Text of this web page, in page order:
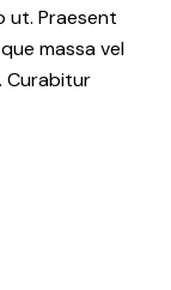
ut. Praesent
massa vel
Curabitur